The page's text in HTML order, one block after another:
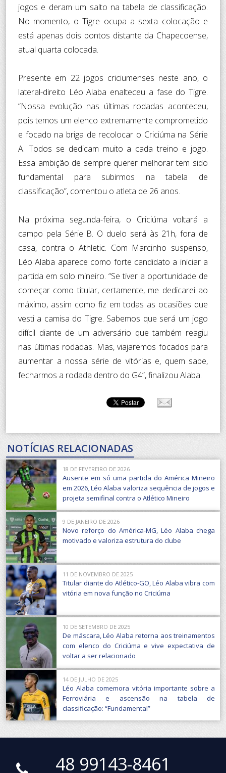
jogos e deram um salto na tabela de classificação.
No momento, o Tigre ocupa a sexta colocação e
está apenas dois pontos distante da Chapecoense,
atual quarta colocada.
Presente em 22 jogos criciumenses neste ano, o
lateral-direito Léo Alaba enalteceu a fase do Tigre.
“Nossa evolução nas últimas rodadas aconteceu,
pois temos um elenco extremamente comprometido
e focado na briga de recolocar o Criciúma na Série
A. Todos se dedicam muito a cada treino e jogo.
Essa ambição de sempre querer melhorar tem sido
fundamental para subirmos na tabela de
classificação”, comentou o atleta de 26 anos.
Na próxima segunda-feira, o Criciúma voltará a
campo pela Série B. O duelo será às 21h, fora de
casa, contra o Athletic. Com Marcinho suspenso,
Léo Alaba aparece como forte candidato a iniciar a
partida em solo mineiro. “Se tiver a oportunidade de
começar como titular, certamente, me dedicarei ao
máximo, assim como fiz em todas as ocasiões que
vesti a camisa do Tigre. Sabemos que será um jogo
difícil diante de um adversário que também reagiu
nas últimas rodadas. Mas, viajaremos focados para
aumentar a nossa série de vitórias e, quem sabe,
fecharmos a rodada dentro do G4”, finalizou Alaba.
NOTÍCIAS RELACIONADAS
18 DE FEVEREIRO DE 2026
Ausente em só uma partida do América Mineiro
em 2026, Léo Alaba valoriza sequência de jogos e
projeta semifinal contra o Atlético Mineiro
9 DE JANEIRO DE 2026
Novo reforço do América-MG, Léo Alaba chega
motivado e valoriza estrutura do clube
11 DE NOVEMBRO DE 2025
Titular diante do Atlético-GO, Léo Alaba vibra com
vitória em nova função no Criciúma
10 DE SETEMBRO DE 2025
De máscara, Léo Alaba retorna aos treinamentos
com elenco do Criciúma e vive expectativa de
voltar a ser relacionado
14 DE JULHO DE 2025
Léo Alaba comemora vitória importante sobre a
Ferroviária e ascensão na tabela de
classificação: “Fundamental”
48 99143-8461